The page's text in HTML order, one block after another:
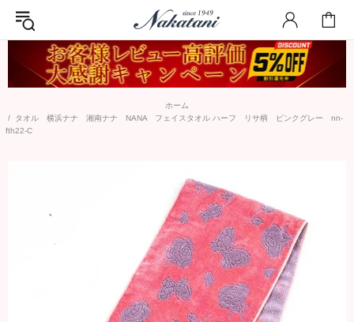
ホーム
タオル 横浜ナナ 湘南ナナ NANA フェイスタオル ハーフ リサ柄 ピンクグレー nn-
fth22-C